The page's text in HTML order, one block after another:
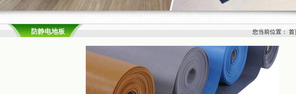
防静电地板 您当前位置： 首